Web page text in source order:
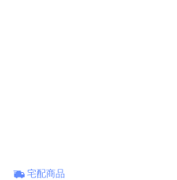
宅配商品